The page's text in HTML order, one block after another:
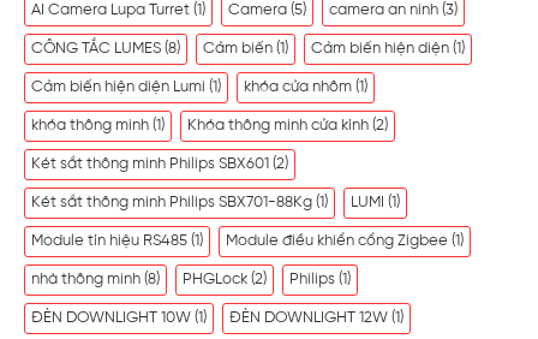
AI Camera Lupa Turret (1) Camera (5) camera an ninh (3)
CÔNG TẮC LUMES (8) Cảm biến (1) Cảm biến hiện diện (1)
Cảm biến hiện diện Lumi (1) khóa cửa nhôm (1)
khóa thông minh (1) Khóa thông minh cửa kính (2)
Két sắt thông minh Philips SBX601 (2)
Két sắt thông minh Philips SBX701-88Kg (1) LUMI (1)
Module tín hiệu RS485 (1) Module điều khiển cổng Zigbee (1)
nhà thông minh (8) PHGLock (2) Philips (1)
ĐÈN DOWNLIGHT 10W (1) ĐÈN DOWNLIGHT 12W (1)